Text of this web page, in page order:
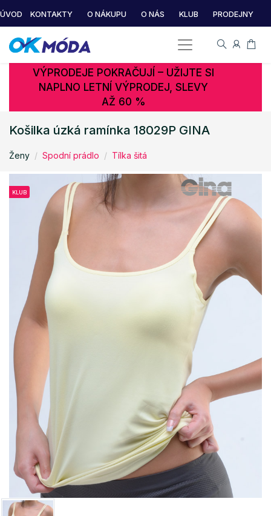
ÚVOD KONTAKTY O NÁKUPU O NÁS KLUB PRODEJNY
VÝPRODEJE POKRAČUJÍ – UŽIJTE SI
NAPLNO LETNÍ VÝPRODEJ, SLEVY
AŽ 60 %
Košilka úzká ramínka 18029P GINA
Ženy Spodní prádlo Tílka šitá
KLUB